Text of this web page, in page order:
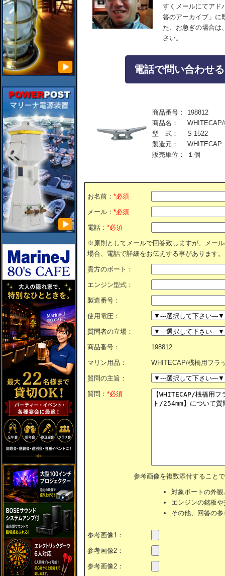
すくメールにてアド
答のアーカイブ」に
た、お急ぎの場合は
さい。
電話で問い合わせ
商品番号：
198812
商品名：
型 式：
S-1522
製造元：
WHITECAP
販売単位：
１個
お名前： *必須
メール： *必須
電話： *必須
※原則としてメールで回答致しますが、メー
場合、電話で詳細をお伝えする事があります。
貴方のボート：
エンジン型式：
製造番号：
使用電圧：
質問者の立場：
商品番号： 198812
マリン用品： WHITECAP/桟橋用フラ
質問の主旨：
質問： *必須
参考画像を複数添付すること
対象ボートの外
エンジンの銘板
その他、回答の
参考画像1：
参考画像2：
参考画像2：